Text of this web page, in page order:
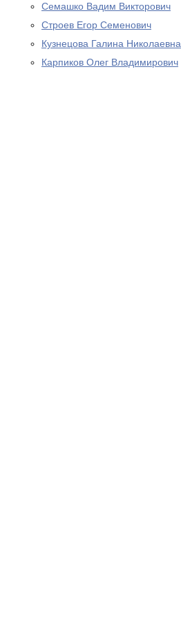
Семашко Вадим Викторович
Строев Егор Семенович
Кузнецова Галина Николаевна
Карпиков Олег Владимирович